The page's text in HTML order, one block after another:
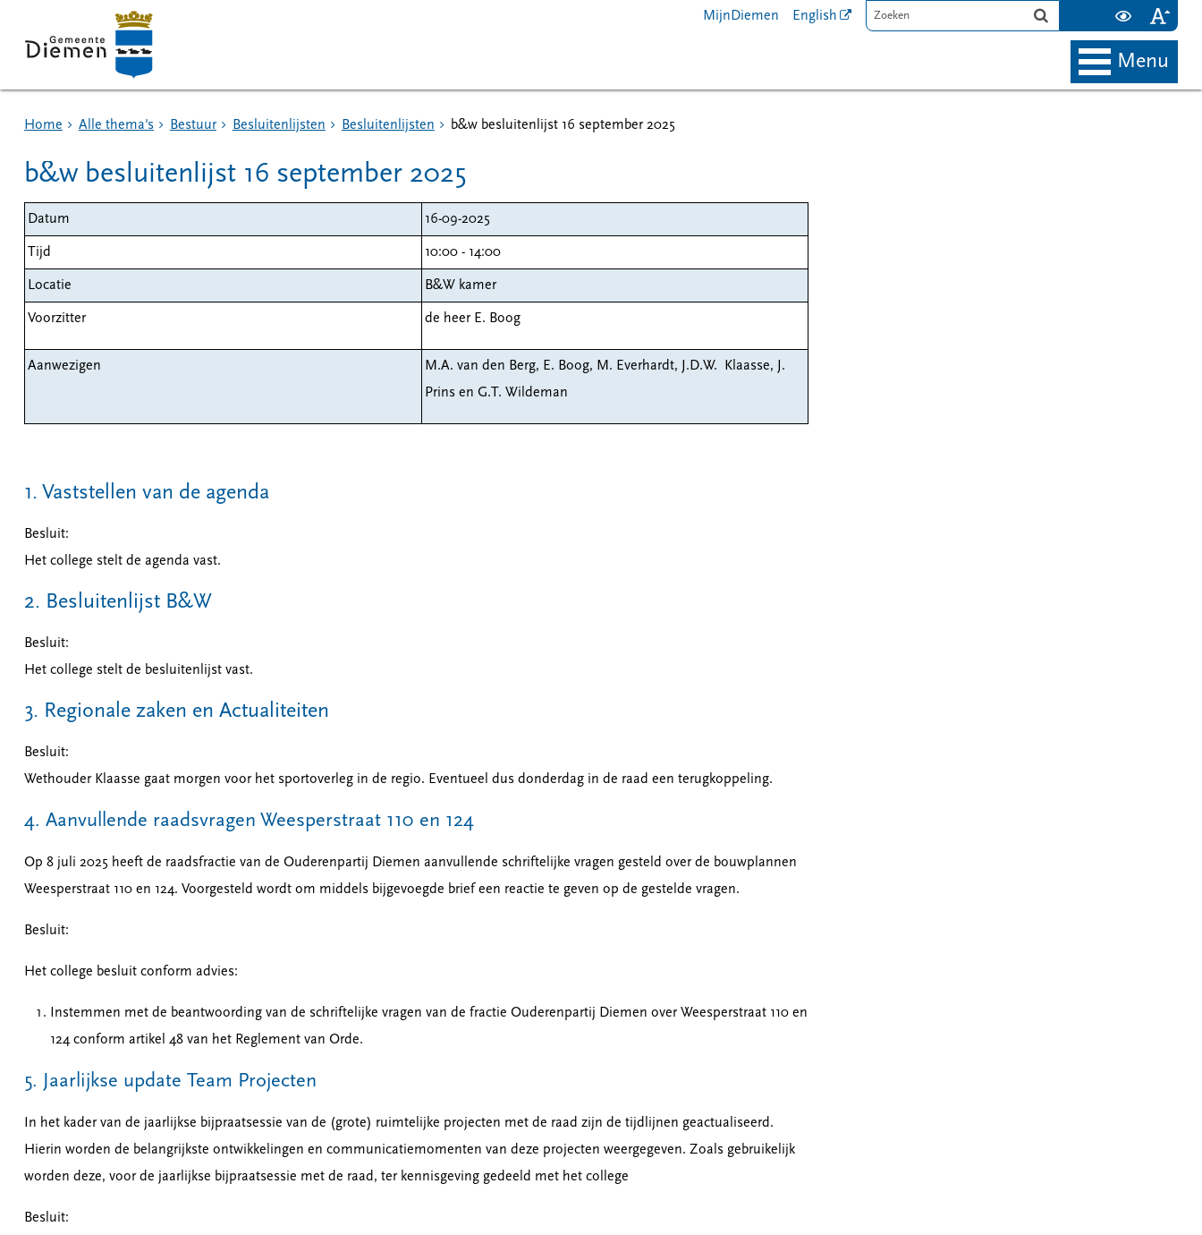
MijnDiemen English
menu
Home Alle thema's Bestuur Besluitenlijsten Besluitenlijsten b&w besluitenlijst 16 september 2025
b&w besluitenlijst 16 september 2025
Datum 16-09-2025
Tijd 10:00 - 14:00
Locatie B&W kamer
Voorzitter de heer E. Boog
Aanwezigen
M.A. van den Berg, E. Boog, M. Everhardt, J.D.W. Klaasse, J.
Prins en G.T. Wildeman
1. Vaststellen van de agenda
Besluit:
Het college stelt de agenda vast.
2. Besluitenlijst B&W
Besluit:
Het college stelt de besluitenlijst vast.
3. Regionale zaken en Actualiteiten
Besluit:
Wethouder Klaasse gaat morgen voor het sportoverleg in de regio. Eventueel dus donderdag in de raad een terugkoppeling.
4. Aanvullende raadsvragen Weesperstraat 110 en 124
Op 8 juli 2025 heeft de raadsfractie van de Ouderenpartij Diemen aanvullende schriftelijke vragen gesteld over de bouwplannen
Weesperstraat 110 en 124. Voorgesteld wordt om middels bijgevoegde brief een reactie te geven op de gestelde vragen.
Besluit:
Het college besluit conform advies:
Instemmen met de beantwoording van de schriftelijke vragen van de fractie Ouderenpartij Diemen over Weesperstraat 110 en
124 conform artikel 48 van het Reglement van Orde.
5. Jaarlijkse update Team Projecten
In het kader van de jaarlijkse bijpraatsessie van de (grote) ruimtelijke projecten met de raad zijn de tijdlijnen geactualiseerd.
Hierin worden de belangrijkste ontwikkelingen en communicatiemomenten van deze projecten weergegeven. Zoals gebruikelijk
worden deze, voor de jaarlijkse bijpraatsessie met de raad, ter kennisgeving gedeeld met het college
Besluit: